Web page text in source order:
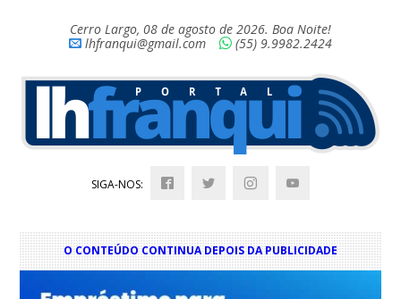
Cerro Largo, 08 de agosto de 2026. Boa Noite!
lhfranqui@gmail.com
(55) 9.9982.2424
SIGA-NOS:
O CONTEÚDO CONTINUA DEPOIS DA PUBLICIDADE